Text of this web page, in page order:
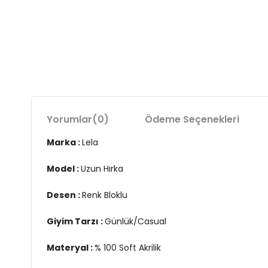
Yorumlar(0) Ödeme Seçenekleri
Marka :Lela
Model :Uzun Hırka
Desen :Renk Bloklu
Giyim Tarzı :Günlük/Casual
Materyal :% 100 Soft Akrilik